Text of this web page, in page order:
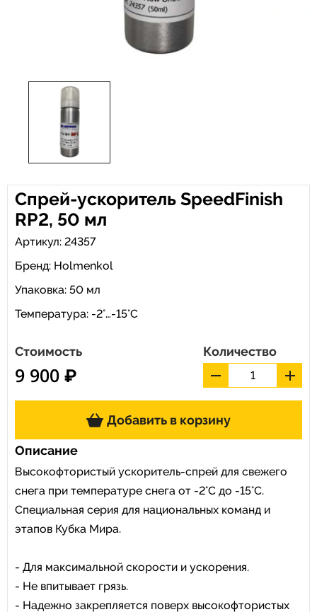
Спрей-ускоритель SpeedFinish
RP2, 50 мл
Артикул: 24357
Бренд: Holmenkol
Упаковка: 50 мл
Температура: -2°…-15°C
Стоимость
9 900 ₽
Количество
Добавить в корзину
Описание
Высокофтористый ускоритель-спрей для свежего
снега при температуре снега от -2°C до -15°C.
Специальная серия для национальных команд и
этапов Кубка Мира.
- Для максимальной скорости и ускорения.
- Не впитывает грязь.
- Надежно закрепляется поверх высокофтористых